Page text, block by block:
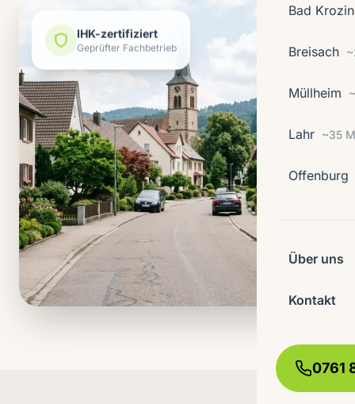
Bad
Breisach
Müllheim
Lahr ~35
Offenburg
Über uns
Kontakt
0761
IHK-zertifiziert
Geprüfter Fachbetrieb